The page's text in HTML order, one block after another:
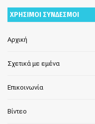
ΧΡΗΣΙΜΟΙ ΣΥΝΔΕΣΜΟΙ
Αρχική
Σχετικά με εμένα
Επικοινωνία
Βίντεο